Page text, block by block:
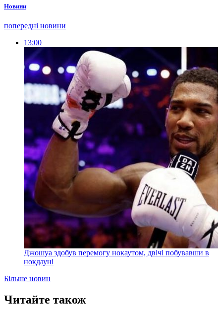
Новини
попередні новини
13:00
Джошуа здобув перемогу нокаутом, двічі побувавши в
нокдауні
Більше новин
Читайте також